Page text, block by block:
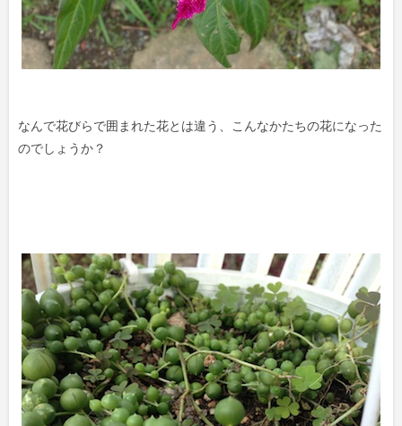
なんで花びらで囲まれた花とは違う、こんなかたちの花になった
のでしょうか？